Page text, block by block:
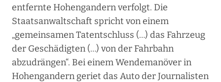
entfernte Hohengandern verfolgt. Die
Staatsanwaltschaft spricht von einem
„gemeinsamen Tatentschluss (…) das Fahrzeug
der Geschädigten (…) von der Fahrbahn
abzudrängen“. Bei einem Wendemanöver in
Hohengandern geriet das Auto der Journalisten